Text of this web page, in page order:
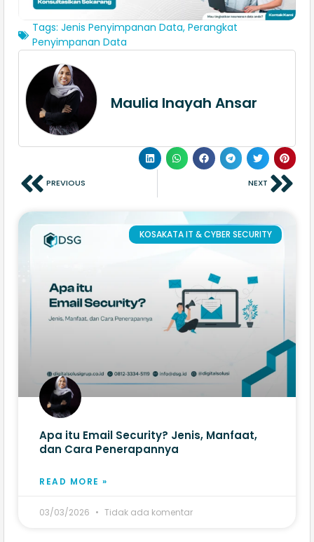
Tags: Jenis Penyimpanan Data, Perangkat
Penyimpanan Data
Maulia Inayah Ansar
PREVIOUS NEXT
KOSAKATA IT & CYBER SECURITY
Apa itu Email Security? Jenis, Manfaat,
dan Cara Penerapannya
READ MORE »
03/03/2026 Tidak ada komentar